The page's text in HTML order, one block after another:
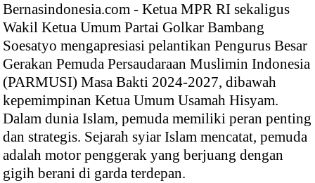
Bernasindonesia.com - Ketua MPR RI sekaligus
Wakil Ketua Umum Partai Golkar Bambang
Soesatyo mengapresiasi pelantikan Pengurus Besar
Gerakan Pemuda Persaudaraan Muslimin Indonesia
(PARMUSI) Masa Bakti 2024-2027, dibawah
kepemimpinan Ketua Umum Usamah Hisyam.
Dalam dunia Islam, pemuda memiliki peran penting
dan strategis. Sejarah syiar Islam mencatat, pemuda
adalah motor penggerak yang berjuang dengan
gigih berani di garda terdepan.